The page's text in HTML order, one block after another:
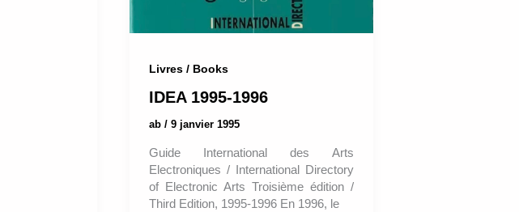
Livres / Books
IDEA 1995-1996
ab / 9 janvier 1995
Guide International des Arts
Electroniques / International Directory
of Electronic Arts Troisième édition /
Third Edition, 1995-1996 En 1996, le